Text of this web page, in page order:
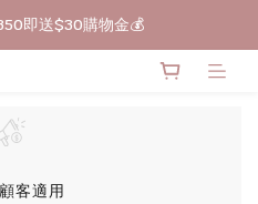
包郵
即送$30購物金💰
客適用